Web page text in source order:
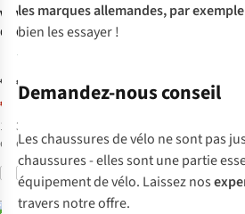
Vaude
Chaussures De
Vélo Tvl Pavei
€170,00
€85,00
1
couleur
disponible
%
Comparer
Vaude
Chaussures De
Vélo Am Moab
€130,00
3
disponibles
Comparer
Gore-Tex
les marques allemandes, par exemple
bien les essayer !
Demandez-nous conseil
Les chaussures de vélo ne sont pas
chaussures - elles sont une partie
équipement de vélo. Laissez nos
travers notre offre.